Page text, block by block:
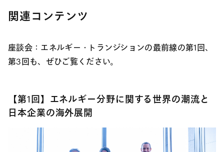
関連コンテンツ
座談会：エネルギー・トランジションの最前線の第1回、
第3回も、ぜひご覧ください。
【第1回】エネルギー分野に関する世界の潮流と
日本企業の海外展開